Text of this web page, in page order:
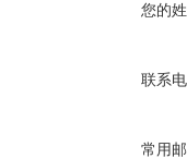
您的
联系
常用